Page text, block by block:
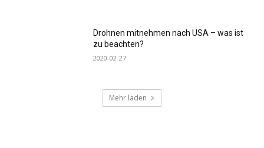
Drohnen mitnehmen nach USA – was ist
zu beachten?
2020-02-27
Mehr laden